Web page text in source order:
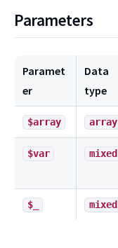
Parameters
Paramet
er
Data
type
$array array
$var mixed
$_ mixed